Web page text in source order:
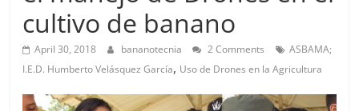
cultivo de banano
April 30, 2018 bananotecnia 2 Comments
ASBAMA;
I.E.D. Humberto Velásquez García, Uso de Drones en la Agricultura